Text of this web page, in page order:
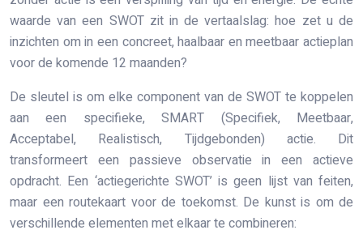
waarde van een SWOT zit in de vertaalslag: hoe zet u de
inzichten om in een concreet, haalbaar en meetbaar actieplan
voor de komende 12 maanden?
De sleutel is om elke component van de SWOT te koppelen
aan een specifieke, SMART (Specifiek, Meetbaar,
Acceptabel, Realistisch, Tijdgebonden) actie. Dit
transformeert een passieve observatie in een actieve
opdracht. Een ‘actiegerichte SWOT’ is geen lijst van feiten,
maar een routekaart voor de toekomst. De kunst is om de
verschillende elementen met elkaar te combineren: